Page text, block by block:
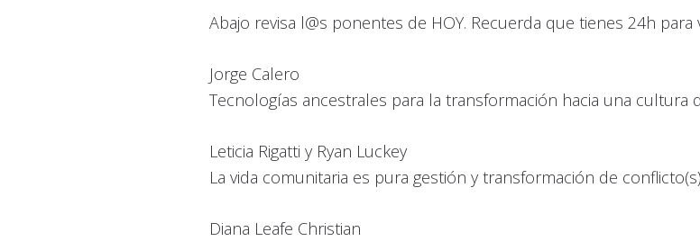
Abajo revisa l@s ponentes de HOY. Recuerda que tienes 24h para
Jorge Calero
Tecnologías ancestrales para la transformación hacia una cultura
Leticia Rigatti y Ryan Luckey
La vida comunitaria es pura gestión y transformación de
Diana Leafe Christian